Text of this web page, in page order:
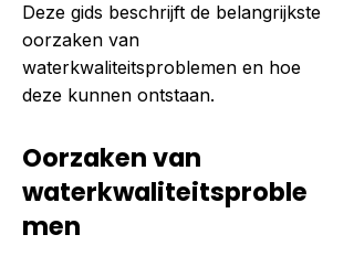
Deze gids beschrijft de belangrijkste
oorzaken van
waterkwaliteitsproblemen en hoe
deze kunnen ontstaan.
Oorzaken van
waterkwaliteitsproble
men